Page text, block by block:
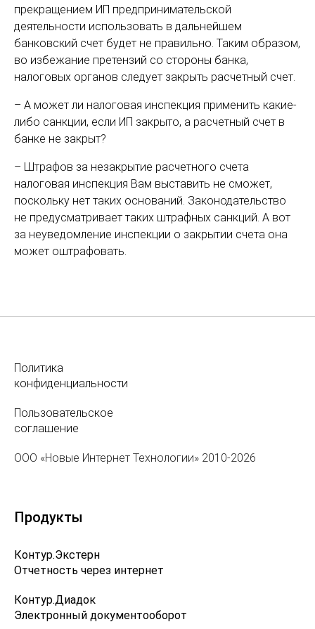
прекращением ИП предпринимательской
деятельности использовать в дальнейшем
банковский счет будет не правильно. Таким образом,
во избежание претензий со стороны банка,
налоговых органов следует закрыть расчетный счет.
– А может ли налоговая инспекция применить какие-
либо санкции, если ИП закрыто, а расчетный счет в
банке не закрыт?
– Штрафов за незакрытие расчетного счета
налоговая инспекция Вам выставить не сможет,
поскольку нет таких оснований. Законодательство
не предусматривает таких штрафных санкций. А вот
за неуведомление инспекции о закрытии счета она
может оштрафовать.
Политика
конфиденциальности
Пользовательское
соглашение
ООО «Новые Интернет Технологии» 2010-2026
Продукты
Контур.Экстерн
Отчетность через интернет
Контур.Диадок
Электронный документооборот